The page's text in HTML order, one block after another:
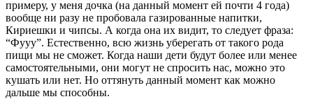
примеру, у меня дочка (на данный момент ей почти 4 года)
вообще ни разу не пробовала газированные напитки,
Кириешки и чипсы. А когда она их видит, то следует фраза:
“Фууу”. Естественно, всю жизнь уберегать от такого рода
пищи мы не сможет. Когда наши дети будут более или менее
самостоятельными, они могут не спросить нас, можно это
кушать или нет. Но оттянуть данный момент как можно
дальше мы способны.